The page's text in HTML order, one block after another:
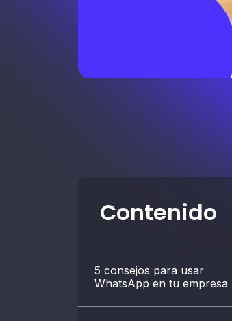
Contenido
5 consejos para usar
WhatsApp en tu empresa